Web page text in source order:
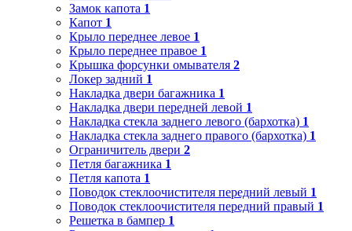
Замок капота 1
Капот 1
Крыло переднее левое 1
Крыло переднее правое 1
Крышка форсунки омывателя 2
Локер задний 1
Накладка двери багажника 1
Накладка двери передней левой 1
Накладка стекла заднего левого (бархотка) 1
Накладка стекла заднего правого (бархотка) 1
Ограничитель двери 2
Петля багажника 1
Петля капота 1
Поводок стеклоочистителя передний левый 1
Поводок стеклоочистителя передний правый 1
Решетка в бампер 1